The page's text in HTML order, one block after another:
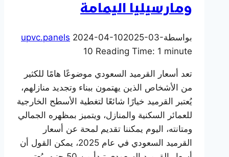
ومارسيليا اليمامة
بواسطة upvc.panels 2024-04-102025-03-
10 Reading Time: 1 minute
تعد أسعار القرميد السعودي موضوعًا هامًا للكثير
من الأشخاص الذين يهتمون ببناء وتجديد منازلهم،
يُعتبر القرميد خيارًا شائعًا لتغطية الأسطح الخارجية
للعمائر السكنية والمنازل، ويتميز بمظهره الجمالي
ومتانته، اليوم يمكننا تقديم لمحة عن أسعار
القرميد السعودي في عام 2025، يمكن القول أن